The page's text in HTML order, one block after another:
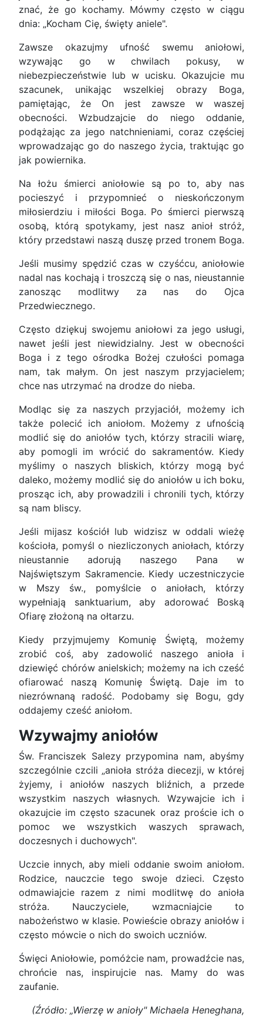
znać, że go kochamy. Mówmy często w ciągu
dnia: „Kocham Cię, święty aniele".
Zawsze okazujmy ufność swemu aniołowi,
wzywając go w chwilach pokusy, w
niebezpieczeństwie lub w ucisku. Okazujcie mu
szacunek, unikając wszelkiej obrazy Boga,
pamiętając, że On jest zawsze w waszej
obecności. Wzbudzajcie do niego oddanie,
podążając za jego natchnieniami, coraz częściej
wprowadzając go do naszego życia, traktując go
jak powiernika.
Na łożu śmierci aniołowie są po to, aby nas
pocieszyć i przypomnieć o nieskończonym
miłosierdziu i miłości Boga. Po śmierci pierwszą
osobą, którą spotykamy, jest nasz anioł stróż,
który przedstawi naszą duszę przed tronem Boga.
Jeśli musimy spędzić czas w czyśćcu, aniołowie
nadal nas kochają i troszczą się o nas, nieustannie
zanosząc modlitwy za nas do Ojca
Przedwiecznego.
Często dziękuj swojemu aniołowi za jego usługi,
nawet jeśli jest niewidzialny. Jest w obecności
Boga i z tego ośrodka Bożej czułości pomaga
nam, tak małym. On jest naszym przyjacielem;
chce nas utrzymać na drodze do nieba.
Modląc się za naszych przyjaciół, możemy ich
także polecić ich aniołom. Możemy z ufnością
modlić się do aniołów tych, którzy stracili wiarę,
aby pomogli im wrócić do sakramentów. Kiedy
myślimy o naszych bliskich, którzy mogą być
daleko, możemy modlić się do aniołów u ich boku,
prosząc ich, aby prowadzili i chronili tych, którzy
są nam bliscy.
Jeśli mijasz kościół lub widzisz w oddali wieżę
kościoła, pomyśl o niezliczonych aniołach, którzy
nieustannie adorują naszego Pana w
Najświętszym Sakramencie. Kiedy uczestniczycie
w Mszy św., pomyślcie o aniołach, którzy
wypełniają sanktuarium, aby adorować Boską
Ofiarę złożoną na ołtarzu.
Kiedy przyjmujemy Komunię Świętą, możemy
zrobić coś, aby zadowolić naszego anioła i
dziewięć chórów anielskich; możemy na ich cześć
ofiarować naszą Komunię Świętą. Daje im to
niezrównaną radość. Podobamy się Bogu, gdy
oddajemy cześć aniołom.
Wzywajmy aniołów
Św. Franciszek Salezy przypomina nam, abyśmy
szczególnie czcili „anioła stróża diecezji, w której
żyjemy, i aniołów naszych bliźnich, a przede
wszystkim naszych własnych. Wzywajcie ich i
okazujcie im często szacunek oraz proście ich o
pomoc we wszystkich waszych sprawach,
doczesnych i duchowych".
Uczcie innych, aby mieli oddanie swoim aniołom.
Rodzice, nauczcie tego swoje dzieci. Często
odmawiajcie razem z nimi modlitwę do anioła
stróża. Nauczyciele, wzmacniajcie to
nabożeństwo w klasie. Powieście obrazy aniołów i
często mówcie o nich do swoich uczniów.
Święci Aniołowie, pomóżcie nam, prowadźcie nas,
chrońcie nas, inspirujcie nas. Mamy do was
zaufanie.
(Źródło: „Wierzę w anioły" Michaela Heneghana,